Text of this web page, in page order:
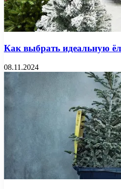
Как выбрать идеальную
08.11.2024